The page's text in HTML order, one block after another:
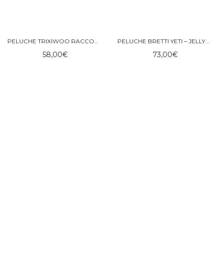
PELUCHE TRIXIWOO RACCOON – JELLYCAT
58,00€
PELUCHE BRETTI YETI – JELLYCAT
73,00€